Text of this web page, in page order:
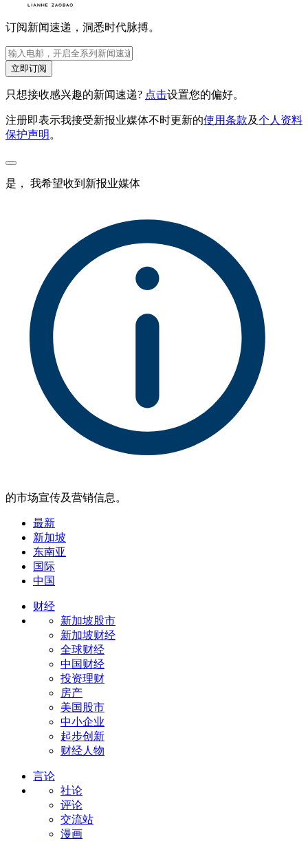
订阅新闻速递，洞悉时代脉搏。
立即订阅
只想接收感兴趣的新闻速递? 点击设置您的偏好。
注册即表示我接受新报业媒体不时更新的使用条款及个人资料
保护声明 。
是， 我希望收到新报业媒体
的市场宣传及营销信息。
最新
新加坡
东南亚
国际
中国
财经
新加坡股市
新加坡财经
全球财经
中国财经
投资理财
房产
美国股市
中小企业
起步创新
财经人物
言论
社论
评论
交流站
漫画